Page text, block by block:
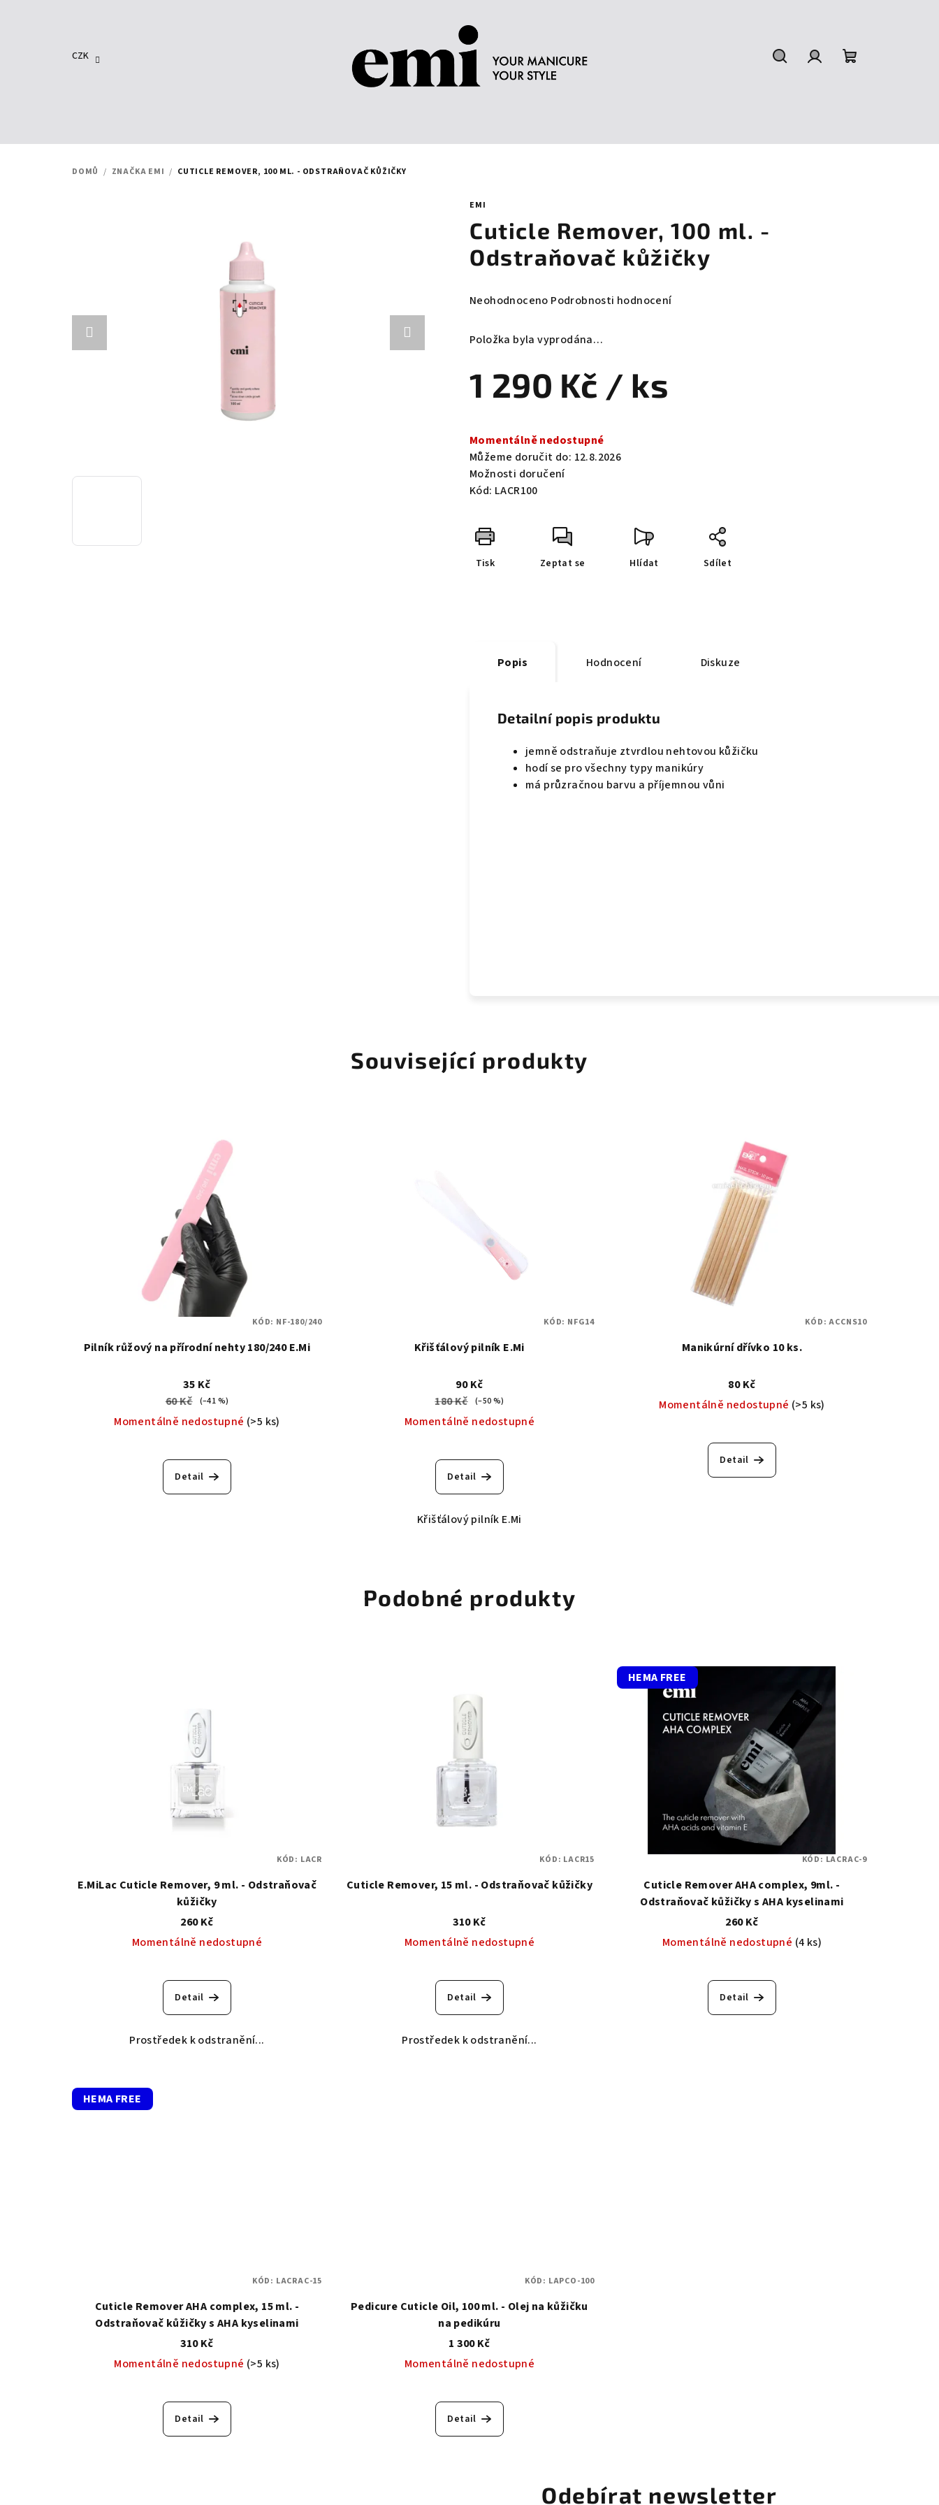
CZK
DOMŮ / ZNAČKA EMI / CUTICLE REMOVER, 100 ML. - ODSTRAŇOVAČ KŮŽIČKY
EMI
Cuticle Remover, 100 ml. -
Odstraňovač kůžičky
Průměrné
produktu
z
Neohodnoceno Podrobnosti hodnocení
Položka byla vyprodána…
1 290 Kč / ks
cena:
Momentálně nedostupné
Můžeme doručit do: 12.8.2026
Možnosti doručení
Kód: LACR100
Tisk Zeptat se Hlídat Sdílet
Popis Hodnocení Diskuze
Detailní popis produktu
jemně odstraňuje ztvrdlou nehtovou kůžičku
hodí se pro všechny typy manikúry
má průzračnou barvu a příjemnou vůni
Související produkty
Pilník růžový na přírodní nehty 180/240 E.Mi
35 Kč
60 Kč
(–41 %)
Momentálně nedostupné (>5 ks)
hodnocení
produktu
je
Detail
KÓD: NF-180/240
Křišťálový pilník E.Mi
90 Kč
180 Kč
(–50 %)
Momentálně nedostupné
Detail
Křišťálový pilník E.Mi
KÓD: NFG14
Manikúrní dřívko 10 ks.
80 Kč
Momentálně nedostupné (>5 ks)
Detail
KÓD:ACCNS10
Podobné produkty
E.MiLac Cuticle Remover, 9 ml. - Odstraňovač
kůžičky
260 Kč
Momentálně nedostupné
Detail
Prostředek k odstranění...
KÓD: LACR
Cuticle Remover, 15 ml. - Odstraňovač kůžičky
310 Kč
Momentálně nedostupné
Detail
Prostředek k odstranění...
KÓD: LACR15
HEMA FREE
Cuticle Remover AHA complex, 9ml. -
Odstraňovač kůžičky s AHA kyselinami
260 Kč
Momentálně nedostupné (4 ks)
hodnocení
produktu
je
Detail
KÓD: LACRAC-9
HEMA FREE
Cuticle Remover AHA complex, 15 ml. -
Odstraňovač kůžičky s AHA kyselinami
310 Kč
Momentálně nedostupné (>5 ks)
Detail
KÓD: LACRAC-15
Pedicure Cuticle Oil, 100 ml. - Olej na kůžičku
na pedikúru
1 300 Kč
Momentálně nedostupné
Detail
KÓD: LAPCO-100
Odebírat newsletter